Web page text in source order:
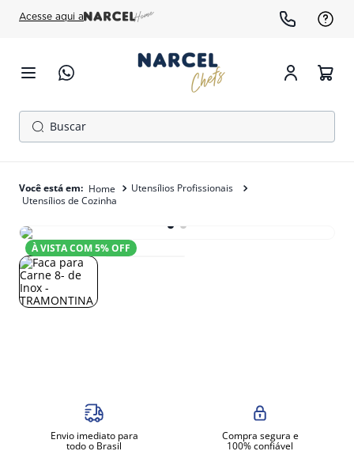
Acesse aqui a
Buscar
Utensílios Profissionais
Utensílios de Cozinha
À VISTA COM5% OFF
Envio imediato para
todo o Brasil
Compra segura e
100% confiável
1º
cafeteira
3º
forno
4º
freezer
5º
exaustor
fritadeira
robot coupe